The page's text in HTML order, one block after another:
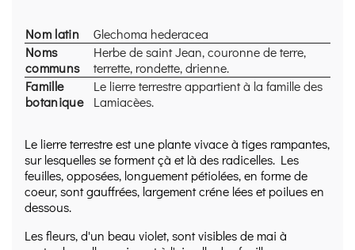
Nom latin
Glechoma hederacea
Noms
communs
Herbe de saint Jean, couronne de terre,
terrette, rondette, drienne.
Famille
botanique
Le lierre terrestre appartient à la famille des
Lamiacèes.
Le lierre terrestre est une plante vivace à tiges rampantes,
sur lesquelles se forment çà et là des radicelles. Les
feuilles, opposées, longuement pétiolées, en forme de
coeur, sont gauffrées, largement créne lées et poilues en
dessous.
Les fleurs, d'un beau violet, sont visibles de mai à
herboristerie, avec une exigence constante sur la
sélection des plantes et l’information fournie.